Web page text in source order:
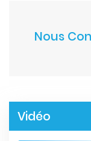
Nous
Vidéo